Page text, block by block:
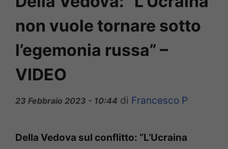
non vuole tornare sotto
l’egemonia russa” –
VIDEO
23 Febbraio 2023 - 10:44 di Francesco P
Della Vedova sul conflitto: “L’Ucraina